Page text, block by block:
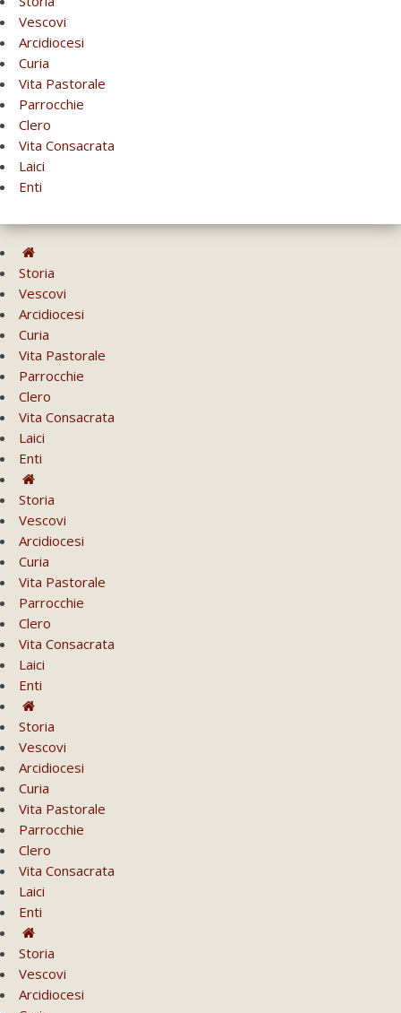
Vescovi
Arcidiocesi
Curia
Vita Pastorale
Parrocchie
Clero
Vita Consacrata
Laici
Enti
Storia
Vescovi
Arcidiocesi
Curia
Vita Pastorale
Parrocchie
Clero
Vita Consacrata
Laici
Enti
Storia
Vescovi
Arcidiocesi
Curia
Vita Pastorale
Parrocchie
Clero
Vita Consacrata
Laici
Enti
Storia
Vescovi
Arcidiocesi
Curia
Vita Pastorale
Parrocchie
Clero
Vita Consacrata
Laici
Enti
Storia
Vescovi
Arcidiocesi